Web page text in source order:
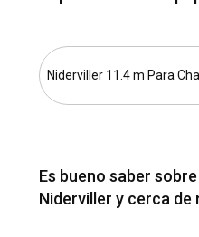
dejaría fascinado y
¿Cómo llegar a
aeropuerto principal más
Internacional de
principales ciudades del
Niderviller 11.4 m Para
Es bueno saber
Niderviller y cerca de